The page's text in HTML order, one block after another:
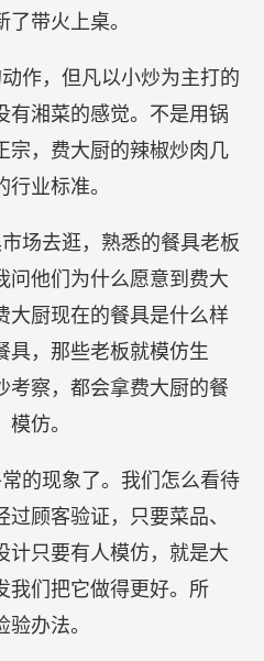
带火上桌。
作，但凡以小炒为主打的
有湘菜的感觉。不是用锅
宗，费大厨的辣椒炒肉几
业标准。
场去逛，熟悉的餐具老板
问他们为什么愿意到费大
大厨现在的餐具是什么样
具，那些老板就模仿生
考察，都会拿费大厨的餐
仿。
的现象了。我们怎么看待
顾客验证，只要菜品、
计只要有人模仿，就是大
我们把它做得更好。所
办法。